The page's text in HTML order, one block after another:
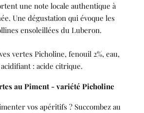
une note locale authentique à
Une dégustation qui évoque les
ensoleillées du Luberon.
vertes Picholine, fenouil 2%, eau,
: acide citrique.
au Piment - variété Picholine
vos apéritifs ? Succombez au